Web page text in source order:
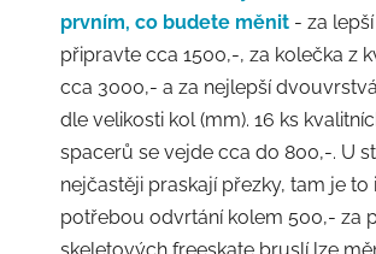
prvním, co budete měnit - za
připravte cca 1500,-, za kolečka z
cca 3000,- a za nejlepší
dle velikosti kol (mm). 16 ks
spacerů se vejde cca do 800,-. U
nejčastěji praskají přezky, tam je to
potřebou odvrtání kolem 500,- za
skeletových freeskate bruslí lze